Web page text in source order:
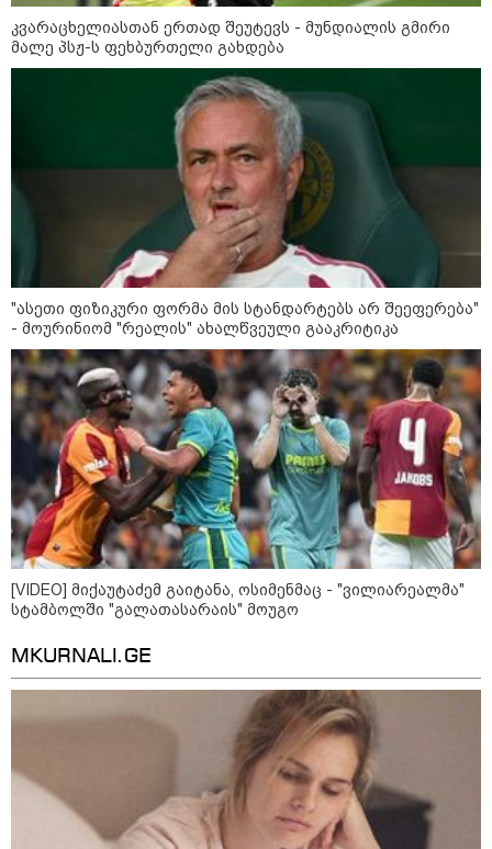
14:23 / 05-08-2026
ევროპელმა და რუსმა ყოფილმა
მაღალჩინოსნებმა უკრაინაში
ომთან დაკავშირებით
მოლაპარაკებები გამართეს - რა
არის ცნობილი შეხვედრაზე
09:55 / 05-08-2026
მორიგი თავდასხმა Wildberries-
ის საწყობზე - დრონებით
თავდასხმის შემდეგ, ტულას
ოლქში მდებარე საწყობში
ხანძარია
09:12 / 05-08-2026
14 გარდაცვლილი, 22
დაშავებული, მასშტაბური
ხანძარი - რუსეთმა კიევზე
იერიში ბალისტიკური
რაკეტებით მიიტანა
14:13 / 04-08-2026
მორიგი თავდასხმა რუსეთში,
ნავთობგადამამუშავებელ
ქარხანაზე - რა დეტალებია
ცნობილი
კატეგორიის ყველა სიახლე
კვარაცხელიასთან ერთად შეუტევს - მუნდიალის გმირი
მალე პსჟ-ს ფეხბურთელი გახდება
"ასეთი ფიზიკური ფორმა მის სტანდარტებს არ შეეფერება"
- მოურინიომ "რეალის" ახალწვეული გააკრიტიკა
[VIDEO] მიქაუტაძემ გაიტანა, ოსიმენმაც - "ვილიარეალმა"
სტამბოლში "გალათასარაის" მოუგო
MKURNALI.GE